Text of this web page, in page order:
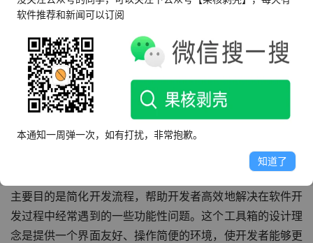
AI摘要
此内容由AI根据文章内容自动生成，并已由人工审核
路遥工具箱专为开发者设计，简化开发流程，解决功能性
问题。界面友好，操作简便，功能分类清晰，助开发者高
效工作。
主要目的是简化开发流程，帮助开发者高效地解决在软件开
发过程中经常遇到的一些功能性问题。这个工具箱的设计理
念是提供一个界面友好、操作简便的环境，使开发者能够更
软件推荐和新闻可以订阅
本通知一周弹一次，如有打扰，非常抱歉。
知道了